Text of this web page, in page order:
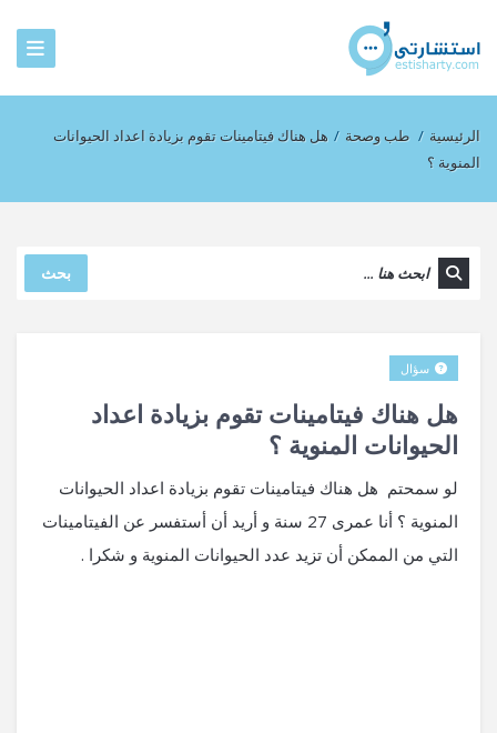
الرئيسية / طب وصحة / هل هناك فيتامينات تقوم بزيادة اعداد الحيوانات
المنوية ؟
بحث
هل هناك فيتامينات تقوم بزيادة اعداد
الحيوانات المنوية ؟
سؤال
لو سمحتم هل هناك فيتامينات تقوم بزيادة اعداد الحيوانات
المنوية ؟ أنا عمرى 27 سنة و أريد أن أستفسر عن الفيتامينات
التي من الممكن أن تزيد عدد الحيوانات المنوية و شكرا .